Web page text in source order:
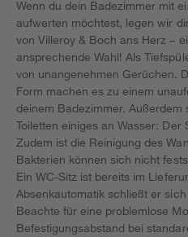
Wenn du dein Badezimmer mit
aufwerten möchtest, legen wir
von Villeroy & Boch ans Herz –
ansprechende Wahl! Als
von unangenehmen Gerüchen.
Form machen es zu einem
deinem Badezimmer.
Toiletten einiges an Wasser: Der
Zudem ist die Reinigung des
Bakterien können sich nicht
Ein WC-Sitz ist bereits im
Absenkautomatik schließt er
Beachte für eine problemlose
Befestigungsabstand bei